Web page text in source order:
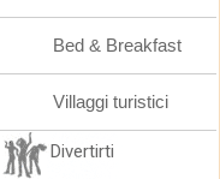
Bed & Breakfast
Villaggi turistici
Divertirti